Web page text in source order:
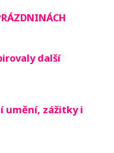
další
umění, zážitky i